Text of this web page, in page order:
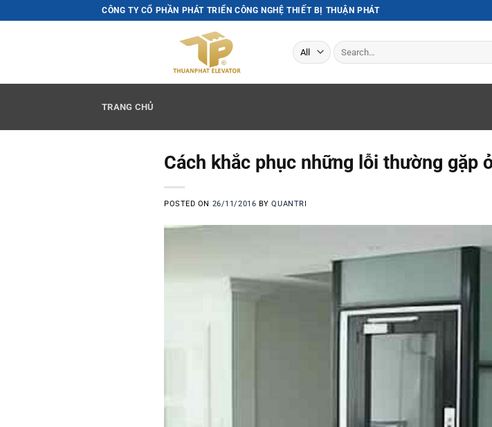
to
CÔNG TY CỔ PHẦN PHÁT TRIỂN CÔNG NGHỆ THIẾT BỊ THUẬN PHÁT
Search
for:
TRANG CHỦ
Cách khắc phục những lỗi thường gặp
POSTED ON 26/11/2016 BYQUANTRI